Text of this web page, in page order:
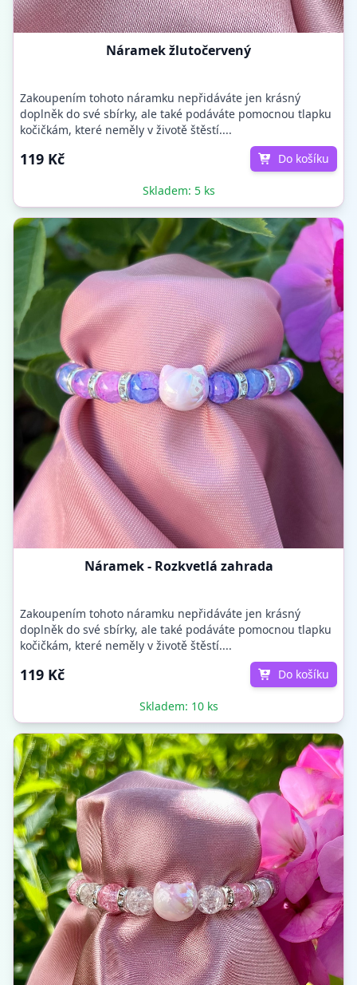
Náramek žlutočervený
Zakoupením tohoto náramku nepřidáváte jen krásný
doplněk do své sbírky, ale také podáváte pomocnou tlapku
kočičkám, které neměly v životě štěstí....
119 Kč Do košíku
Skladem: 5 ks
Náramek - Rozkvetlá zahrada
Zakoupením tohoto náramku nepřidáváte jen krásný
doplněk do své sbírky, ale také podáváte pomocnou tlapku
kočičkám, které neměly v životě štěstí....
119 Kč Do košíku
Skladem: 10 ks